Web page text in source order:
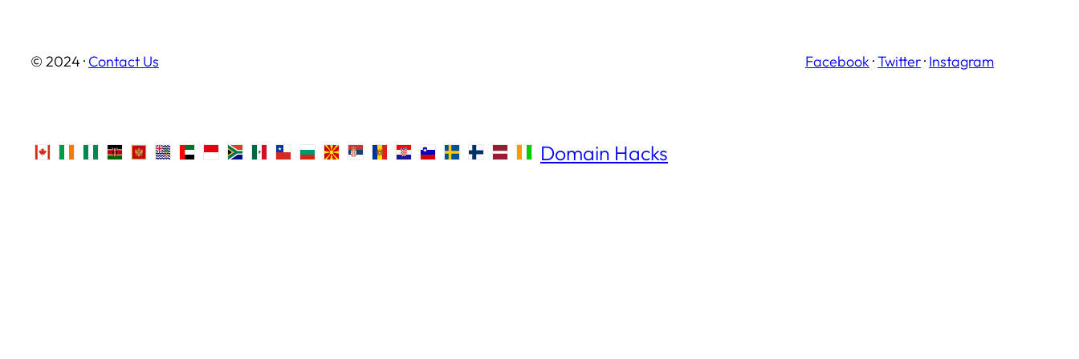
© 2024 · Contact Us Facebook ·Twitter· Instagram
Domain Hacks